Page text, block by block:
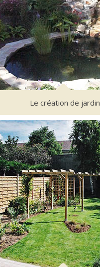
Le création de jardin